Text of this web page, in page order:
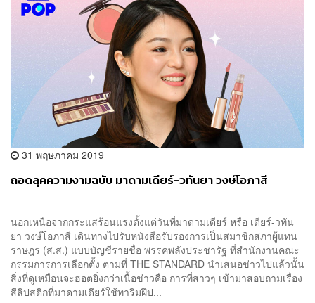
31 พฤษภาคม 2019
ถอดลุคความงามฉบับ มาดามเดียร์-วทันยา วงษ์โอภาสี
นอกเหนือจากกระแสร้อนแรงตั้งแต่วันที่มาดามเดียร์ หรือ เดียร์-วทัน
ยา วงษ์โอภาสี เดินทางไปรับหนังสือรับรองการเป็นสมาชิกสภาผู้แทน
ราษฎร (ส.ส.) แบบบัญชีรายชื่อ พรรคพลังประชารัฐ ที่สำนักงานคณะ
กรรมการการเลือกตั้ง ตามที่ THE STANDARD นำเสนอข่าวไปแล้วนั้น
สิ่งที่ดูเหมือนจะฮอตยิ่งกว่าเนื้อข่าวคือ การที่สาวๆ เข้ามาสอบถามเรื่อง
สีลิปสติกที่มาดามเดียร์ใช้ทาริมฝีป...